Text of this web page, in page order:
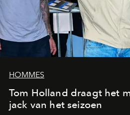
HOMMES
Tom Holland draagt het
jack van het seizoen